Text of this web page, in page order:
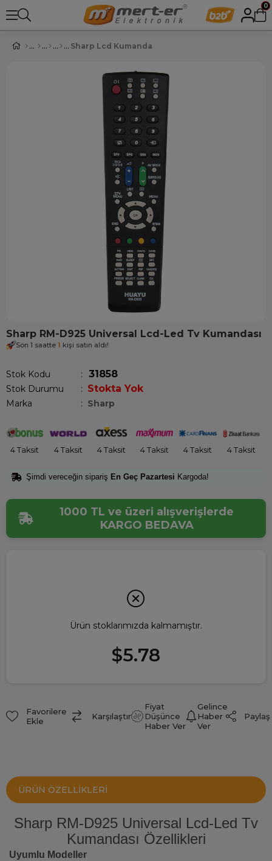
0
Sharp Lcd Kumanda
Sharp RM-D925 Universal Lcd-Led Tv Kumandası
Son 1 saatte 1 kişi satın aldı!
Stok Kodu 31858
Stok Durumu : Stokta Yok
Marka : Sharp
4 Taksit 4 Taksit 4 Taksit 4 Taksit 4 Taksit 4 Taksit
Şimdi vereceğin sipariş En Geç Pazartesi Kargoda!
1000 TL ve üzeri alışverişlerde
KARGO BEDAVA
Ürün stoklarımızda kalmamıştır.
$5.78
Favorilere
Ekle
Karşılaştır
Fiyat
Düşünce
Haber Ver
Gelince
Haber
Ver
Paylaş
ÜRÜN ÖZELLIKLERI
Sharp RM-D925 Universal Lcd-Led Tv
Kumandası Özellikleri
Uyumlu Modeller